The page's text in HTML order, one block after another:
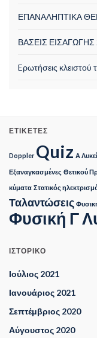
ΕΠΑΝΑΛΗΠΤΙΚΑ
ΒΑΣΕΙΣ ΕΙΣΑΓΩΓΗΣ
Eρωτήσεις
ΕΤΙΚΈΤΕΣ
Doppler Quiz Α
Εξαναγκασμένες Θετικού
κύματα Στατικός
Ταλαντώσεις
Φυσική Γ
ΙΣΤΟΡΙΚΌ
Ιούλιος 2021
Ιανουάριος 2021
Σεπτέμβριος 2020
Αύγουστος 2020